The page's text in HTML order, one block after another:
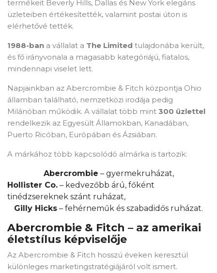
termékeit Beverly Hills, Dallas és New York elegáns
üzleteiben értékesítették, valamint postai úton is
elérhetővé tették.
1988-ban a vállalat a The Limited tulajdonába került,
és fő irányvonala a magasabb kategóriájú, fiatalos,
mindennapi viselet lett.
Napjainkban az Abercrombie & Fitch központja Ohio
államban található, nemzetközi irodája pedig
Milánóban működik. A vállalat több mint 300 üzlettel
rendelkezik az Egyesült Államokban, Kanadában,
Puerto Ricóban, Európában és Ázsiában.
A márkához több kapcsolódó almárka is tartozik:
Abercrombie – gyermekruházat,
Hollister Co. – kedvezőbb árú, főként
tinédzsereknek szánt ruházat,
Gilly Hicks – fehérneműk és szabadidős ruházat.
Abercrombie & Fitch – az amerikai
életstílus képviselője
Az Abercrombie & Fitch hosszú éveken keresztül
különleges marketingstratégiájáról volt ismert.